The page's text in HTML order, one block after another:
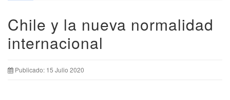
Chile y la nueva normalidad
internacional
Publicado: 15 Julio 2020